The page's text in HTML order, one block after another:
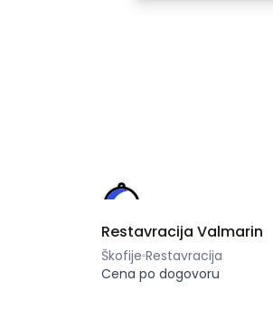
Restavracija Valmarin
Škofije Restavracija
Cena po dogovoru